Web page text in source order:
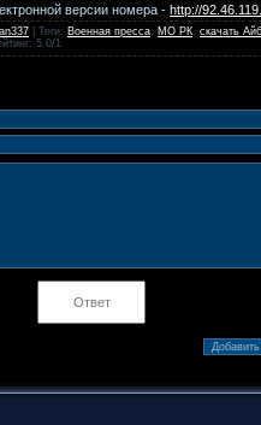
версии номера - http://
Теги: Военная пресса МО РК скачать
: 5.0/1